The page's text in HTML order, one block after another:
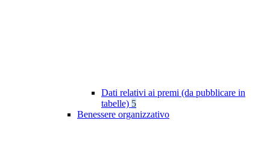
Dati relativi ai premi (da pubblicare in
tabelle) 5
Benessere organizzativo